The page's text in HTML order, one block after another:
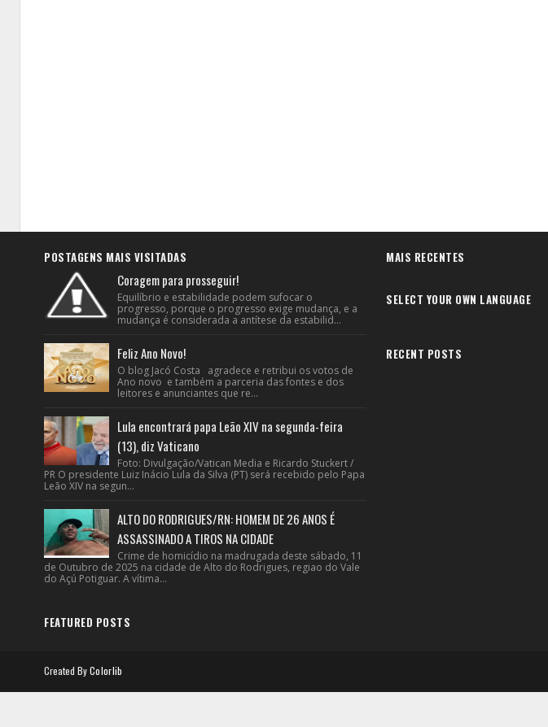
POSTAGENS MAIS VISITADAS
Coragem para prosseguir!
Equilíbrio e estabilidade podem sufocar o
progresso, porque o progresso exige mudança, e a
mudança é considerada a antítese da estabilid...
Feliz Ano Novo!
O blog Jacó Costa agradece e retribui os votos de
Ano novo e também a parceria das fontes e dos
leitores e anunciantes que re...
Lula encontrará papa Leão XIV na segunda-feira
(13), diz Vaticano
Foto: Divulgação/Vatican Media e Ricardo Stuckert /
PR O presidente Luiz Inácio Lula da Silva (PT) será recebido pelo Papa
Leão XIV na segun...
ALTO DO RODRIGUES/RN: HOMEM DE 26 ANOS É
ASSASSINADO A TIROS NA CIDADE
Crime de homicídio na madrugada deste sábado, 11
de Outubro de 2025 na cidade de Alto do Rodrigues, regiao do Vale
do Açú Potiguar. A vítima...
FEATURED POSTS
MAIS RECENTES
SELECT YOUR OWN LANGUAGE
RECENT POSTS
Created ByColorlib